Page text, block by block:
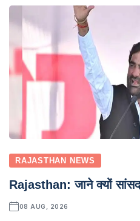
RAJASTHAN NEWS
Rajasthan: जाने क्यों
08 AUG, 2026